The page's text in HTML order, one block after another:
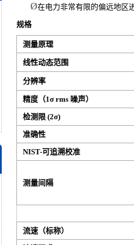
Ø在电力非常有限的偏远地区
规格
测量原理
线性动态范围
分辨率
精度（1σ rms 噪声）
检测限 (2σ)
准确性
NIST-可追溯校准
测量间隔
流速（标称）